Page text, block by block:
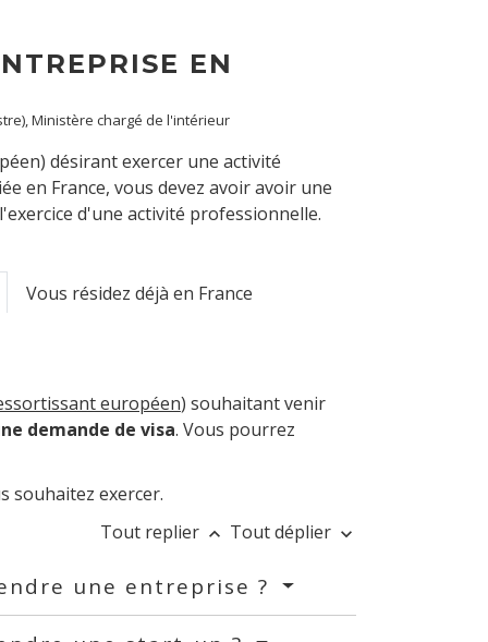
EN
Ministère chargé de l'intérieur
désirant exercer une activité
en France, vous devez avoir avoir une
d'une activité professionnelle.
Vous résidez déjà en France
européen) souhaitant venir
demande de visa. Vous pourrez
souhaitez exercer.
Tout replier keyboard_arrow_up Tout déplier keyboard_arrow_down
une entreprise ?